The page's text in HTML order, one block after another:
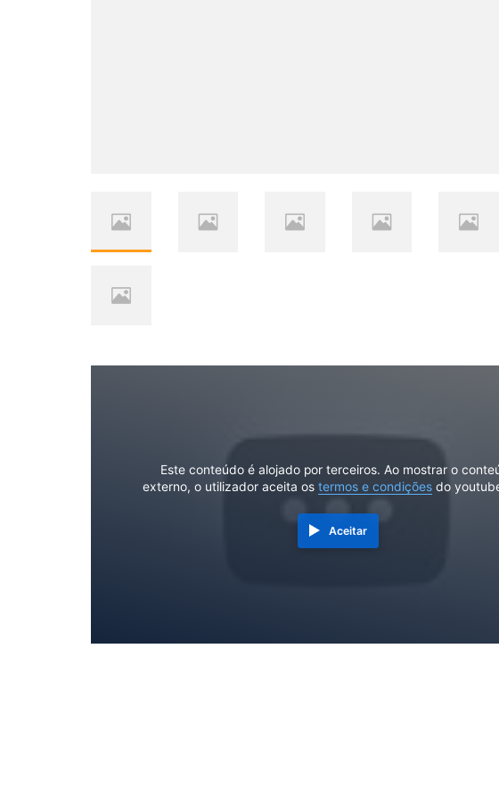
Este conteúdo é alojado por terceiros. Ao mostrar o
externo, o utilizador aceita os termos e condiçõesdo
Aceitar